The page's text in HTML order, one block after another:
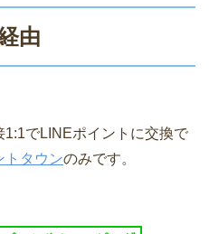
由
でLINEポイントに交換で
トタウンのみです。